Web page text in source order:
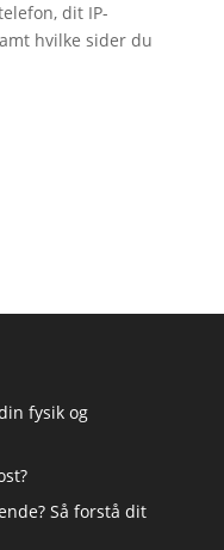
dit IP-
hvilke sider du
fysik og
Så forstå dit